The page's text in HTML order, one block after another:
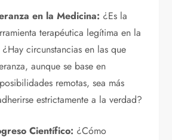
en la Medicina: ¿Es la
terapéutica legítima en la
circunstancias en las que
aunque se base en
remotas, sea más
estrictamente a la verdad?
Científico: ¿Cómo